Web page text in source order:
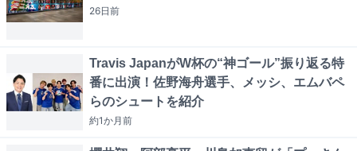
26日前
Travis JapanがW杯の“神ゴール”振り返る特
番に出演！佐野海舟選手、メッシ、エムバペ
らのシュートを紹介
約1か月前